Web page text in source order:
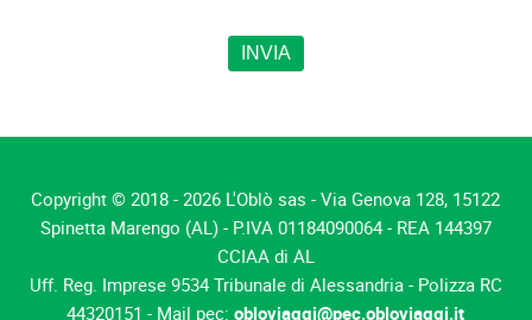
Copyright © 2018 - 2026 L'Oblò sas - Via Genova 128, 15122
Spinetta Marengo (AL) - P.IVA 01184090064 - REA 144397
CCIAA di AL
Uff. Reg. Imprese 9534 Tribunale di Alessandria - Polizza RC
44320151 - Mail pec:obloviaggi@pec.obloviaggi.it